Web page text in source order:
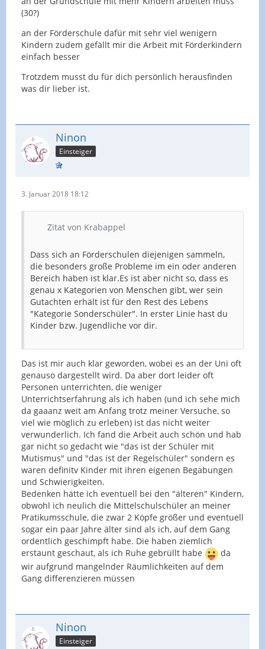
(30?)
an der Förderschule dafür mit sehr viel wenigern
Kindern zudem gefällt mir die Arbeit mit Förderkindern
einfach besser
Trotzdem musst du für dich persönlich herausfinden
was dir lieber ist.
Ninon
Einsteiger
3. Januar 2018 18:12
Zitat von Krabappel
Dass sich an Förderschulen diejenigen sammeln,
die besonders große Probleme im ein oder anderen
Bereich haben ist klar.Es ist aber nicht so, dass es
genau x Kategorien von Menschen gibt, wer sein
Gutachten erhält ist für den Rest des Lebens
"Kategorie Sonderschüler". In erster Linie hast du
Kinder bzw. Jugendliche vor dir.
Das ist mir auch klar geworden, wobei es an der Uni oft
genauso dargestellt wird. Da aber dort leider oft
Personen unterrichten, die weniger
Unterrichtserfahrung als ich haben (und ich sehe mich
da gaaanz weit am Anfang trotz meiner Versuche, so
viel wie möglich zu erleben) ist das nicht weiter
verwunderlich. Ich fand die Arbeit auch schön und hab
gar nicht so gedacht wie "das ist der Schüler mit
Mutismus" und "das ist der Regelschüler" sondern es
waren definitv Kinder mit ihren eigenen Begabungen
und Schwierigkeiten.
Bedenken hätte ich eventuell bei den "älteren" Kindern,
obwohl ich neulich die Mittelschulschüler an meiner
Pratikumsschule, die zwar 2 Köpfe größer und eventuell
sogar ein paar Jahre älter sind als ich, auf dem Gang
ordentlich geschimpft habe. Die haben ziemlich
erstaunt geschaut, als ich Ruhe gebrüllt habe
da
wir aufgrund mangelnder Räumlichkeiten auf dem
Gang differenzieren müssen
Ninon
Einsteiger